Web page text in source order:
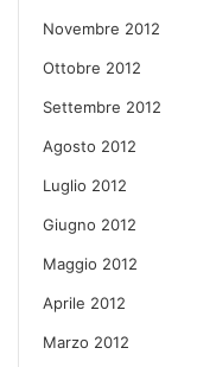
Novembre 2012
Ottobre 2012
Settembre 2012
Agosto 2012
Luglio 2012
Giugno 2012
Maggio 2012
Aprile 2012
Marzo 2012